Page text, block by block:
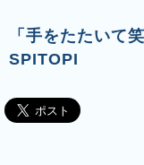
「手をたたいて
SPITOPI